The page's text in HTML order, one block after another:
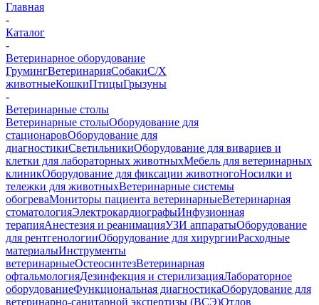
Главная
-
Каталог
-
Ветеринарное оборудование
ГрумингВетеринарияСобакиС/Х
животныеКошкиПтицыГрызуны
-
Ветеринарные столы
Ветеринарные столыОборудование для
стационаровОборудование для
диагностикиСветильникиОборудование для вивариев и
клетки для лабораторных животныхМебель для ветеринарных
клиникОборудование для фиксации животногоНосилки и
тележки для животныхВетеринарные системы
обогреваМониторы пациента ветеринарныеВетеринарная
стоматологияЭлектрокардиографыИнфузионная
терапияАнестезия и реанимацияУЗИ аппаратыОборудование
для рентгенологииОборудование для хирургииРасходные
материалыИнструменты
ветеринарныеОстеосинтезВетеринарная
офтальмологияДезинфекция и стерилизацияЛабораторное
оборудованиеФункциональная диагностикаОборудование для
ветеринарно-санитарной экспертизы (ВСЭ)Отлов